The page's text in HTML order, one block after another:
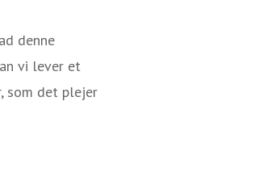
denne
vi lever et
som det plejer